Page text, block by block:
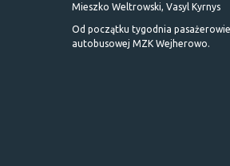
Mieszko Weltrowski, Vasyl Kyrnys
Od początku tygodnia
autobusowej MZK Wejherowo.